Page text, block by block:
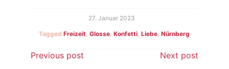
27. Januar 2023
TaggedFreizeit,Glosse,Konfetti,Liebe,Nürnberg
Beitragsnavigation
Previous post Next post